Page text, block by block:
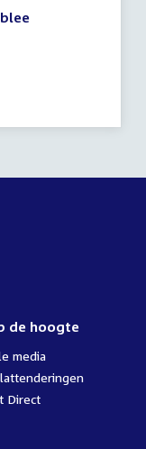
de hoogte
media
Direct